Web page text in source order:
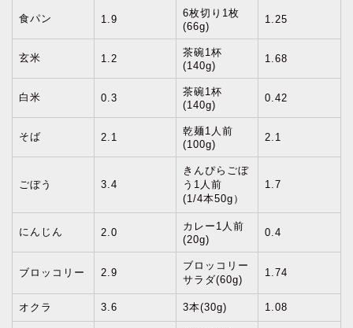
食パン 1.9
6枚切り1枚
(66g)
1.25
玄米 1.2
茶碗1杯
(140g)
1.68
白米 0.3
茶碗1杯
(140g)
0.42
そば 2.1
乾麺1人前
(100g)
2.1
ごぼう 3.4
きんぴらごぼ
う1人前
(1/4本50g）
1.7
にんじん 2.0
カレー1人前
(20g)
0.4
ブロッコリー 2.9
ブロッコリー
サラダ(60g)
1.74
オクラ 3.6 3本(30g) 1.08